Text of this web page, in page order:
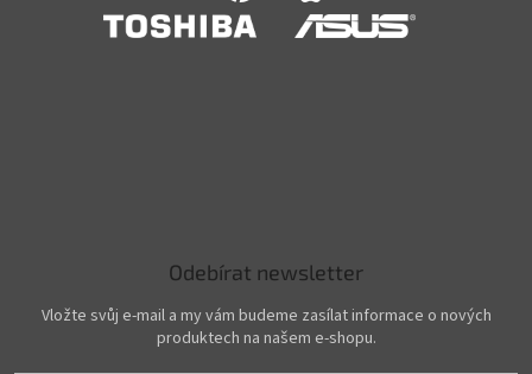
Odebírat newsletter
Vložte svůj e-mail a my vám budeme zasílat informace o nových
produktech na našem e-shopu.